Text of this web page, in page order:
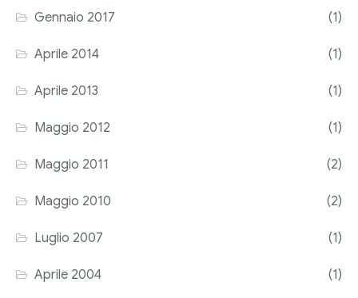
Gennaio 2017 (1)
Aprile 2014 (1)
Aprile 2013 (1)
Maggio 2012 (1)
Maggio 2011 (2)
Maggio 2010 (2)
Luglio 2007 (1)
Aprile 2004 (1)